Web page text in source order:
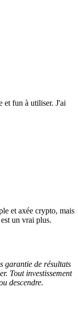
et fun à utiliser. J'ai
et axée crypto, mais
un vrai plus.
garantie de résultats
Tout investissement
descendre.